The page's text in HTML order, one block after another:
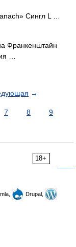
Сингл L …
Франкенштайн
…
→
7 8
9
18+
Drupal,